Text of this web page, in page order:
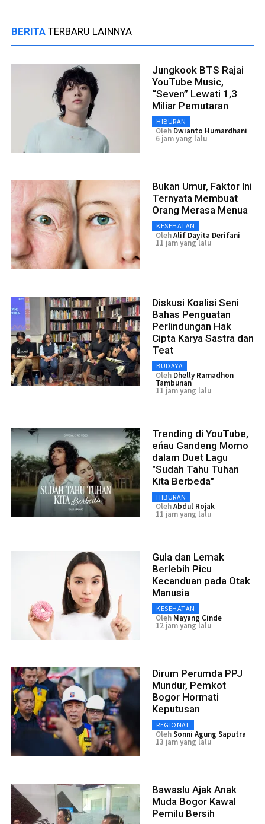
BERITA TERBARU LAINNYA
Jungkook BTS Rajai
YouTube Music,
“Seven” Lewati 1,3
Miliar Pemutaran
HIBURAN
Oleh Dwianto Humardhani
6 jam yang lalu
Bukan Umur, Faktor Ini
Ternyata Membuat
Orang Merasa Menua
KESEHATAN
OlehAlif Dayita Derifani
11 jam yang lalu
Diskusi Koalisi Seni
Bahas Penguatan
Perlindungan Hak
Cipta Karya Sastra dan
Teat
BUDAYA
Oleh Dhelly Ramadhon
Tambunan
11 jam yang lalu
Trending di YouTube,
eńau Gandeng Momo
dalam Duet Lagu
"Sudah Tahu Tuhan
Kita Berbeda"
HIBURAN
OlehAbdul Rojak
11 jam yang lalu
Gula dan Lemak
Berlebih Picu
Kecanduan pada Otak
Manusia
KESEHATAN
Oleh Mayang Cinde
12 jam yang lalu
Dirum Perumda PPJ
Mundur, Pemkot
Bogor Hormati
Keputusan
REGIONAL
OlehSonni Agung Saputra
13 jam yang lalu
Bawaslu Ajak Anak
Muda Bogor Kawal
Pemilu Bersih